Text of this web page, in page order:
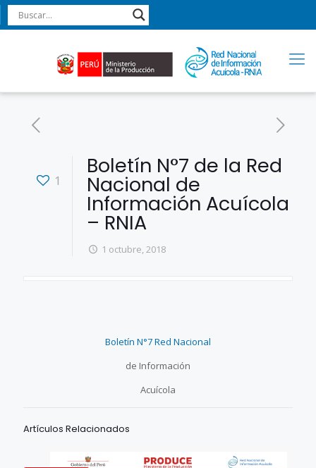
1
Boletín N°7 de la Red
Nacional de
Información Acuícola
– RNIA
1 octubre, 2018
Boletín N°7 Red Nacional
de Información
Acuícola
Artículos Relacionados